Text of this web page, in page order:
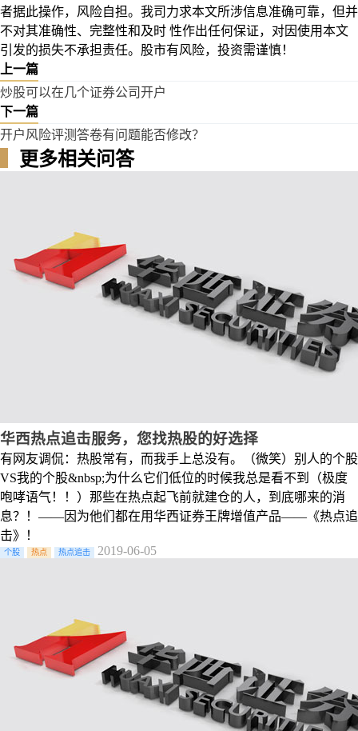
者据此操作，风险自担。我司力求本文所涉信息准确可靠，但并
不对其准确性、完整性和及时 性作出任何保证，对因使用本文
引发的损失不承担责任。股市有风险，投资需谨慎！
上一篇
炒股可以在几个证券公司开户
下一篇
开户风险评测答卷有问题能否修改？
更多相关问答
华西热点追击服务，您找热股的好选择
有网友调侃：热股常有，而我手上总没有。（微笑）别人的个股
VS我的个股&nbsp;为什么它们低位的时候我总是看不到（极度
咆哮语气！！）那些在热点起飞前就建仓的人，到底哪来的消
息？！——因为他们都在用华西证券王牌增值产品——《热点追
击》！
个股 热点 热点追击 2019-06-05